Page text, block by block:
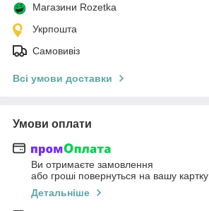
Магазини Rozetka
Укрпошта
Самовивіз
Всі умови доставки
Умови оплати
Ви отримаєте замовлення
або гроші повернуться на вашу картку
Детальніше